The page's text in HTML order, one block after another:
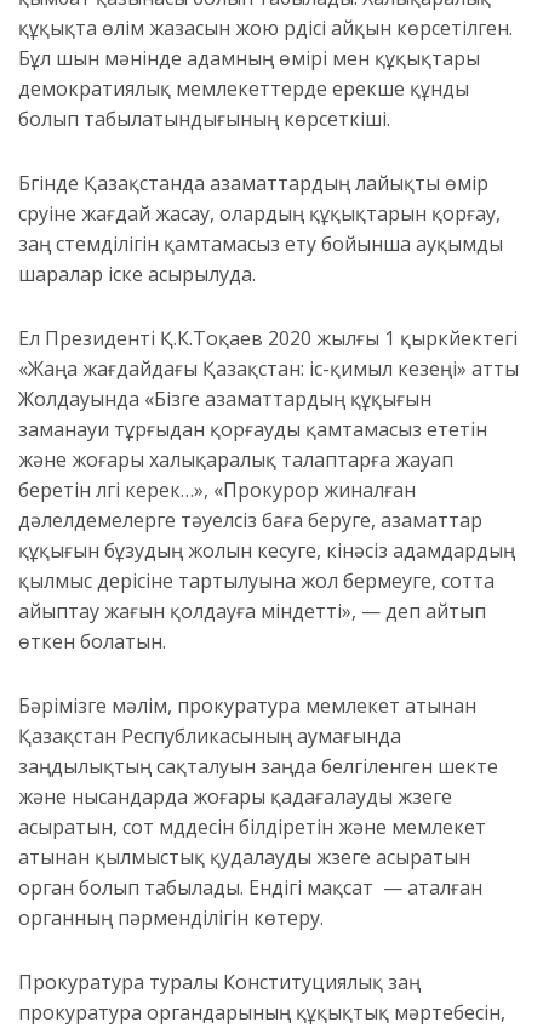
құқықта өлім жазасын жою үрдісі айқын көрсетілген.
Бұл шын мәнінде адамның өмірі мен құқықтары
демократиялық мемлекеттерде ерекше құнды
болып табылатындығының көрсеткіші.
Бүгінде Қазақстанда азаматтардың лайықты өмір
сүруіне жағдай жасау, олардың құқықтарын қорғау,
заң үстемділігін қамтамасыз ету бойынша ауқымды
шаралар іске асырылуда.
Ел Президенті Қ.К.Тоқаев 2020 жылғы 1 қыркүйектегі
«Жаңа жағдайдағы Қазақстан: іс-қимыл кезеңі» атты
Жолдауында «Бізге азаматтардың құқығын
заманауи тұрғыдан қорғауды қамтамасыз ететін
және жоғары халықаралық талаптарға жауап
беретін үлгі керек…», «Прокурор жиналған
дәлелдемелерге тәуелсіз баға беруге, азаматтар
құқығын бұзудың жолын кесуге, кінәсіз адамдардың
қылмыс үдерісіне тартылуына жол бермеуге, сотта
айыптау жағын қолдауға міндетті», — деп айтып
өткен болатын.
Бәрімізге мәлім, прокуратура мемлекет атынан
Қазақстан Республикасының аумағында
заңдылықтың сақталуын заңда белгіленген шекте
және нысандарда жоғары қадағалауды жүзеге
асыратын, сот мүддесін білдіретін және мемлекет
атынан қылмыстық қудалауды жүзеге асыратын
орган болып табылады. Ендігі мақсат — аталған
органның пәрменділігін көтеру.
Прокуратура туралы Конституциялық заң
прокуратура органдарының құқықтық мәртебесін,